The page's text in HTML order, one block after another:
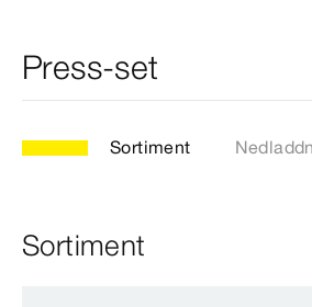
Press-set
Sortiment
Sortiment